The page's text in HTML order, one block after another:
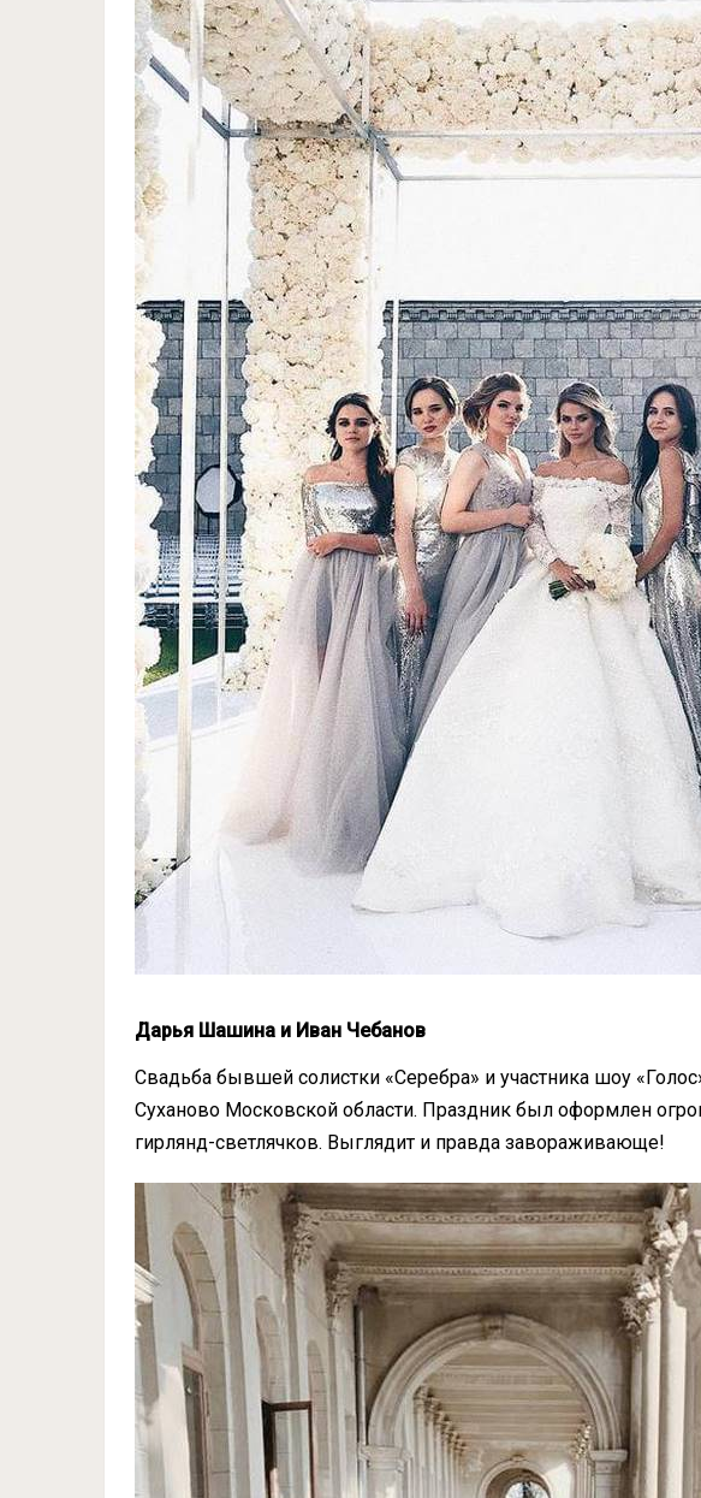
Дарья Шашина и Иван Чебанов
Свадьба бывшей солистки «Серебра» и участника шоу
Суханово Московской области. Праздник был оформлен
гирлянд-светлячков. Выглядит и правда завораживающе!